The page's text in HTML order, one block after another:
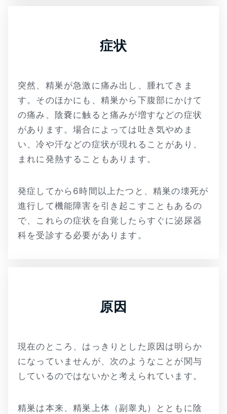
症状
突然、精巣が急激に痛み出し、腫れてきま
す。そのほかにも、精巣から下腹部にかけて
の痛み、陰嚢に触ると痛みが増すなどの症状
があります。場合によっては吐き気やめま
い、冷や汗などの症状が現れることがあり、
まれに発熱することもあります。
発症してから6時間以上たつと、精巣の壊死が
進行して機能障害を引き起こすこともあるの
で、これらの症状を自覚したらすぐに泌尿器
科を受診する必要があります。
原因
現在のところ、はっきりとした原因は明らか
になっていませんが、次のようなことが関与
しているのではないかと考えられています。
精巣は本来、精巣上体（副睾丸）とともに陰